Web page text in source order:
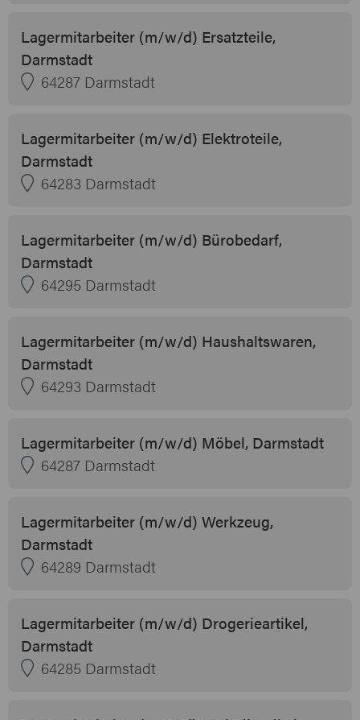
Lagermitarbeiter (m/w/d) Ersatzteile,
Darmstadt
64287 Darmstadt
Lagermitarbeiter (m/w/d) Elektroteile,
Darmstadt
64283 Darmstadt
Lagermitarbeiter (m/w/d) Bürobedarf,
Darmstadt
64295 Darmstadt
Lagermitarbeiter (m/w/d) Haushaltswaren,
Darmstadt
64293 Darmstadt
Lagermitarbeiter (m/w/d) Möbel, Darmstadt
64287 Darmstadt
Lagermitarbeiter (m/w/d) Werkzeug,
Darmstadt
64289 Darmstadt
Lagermitarbeiter (m/w/d) Drogerieartikel,
Darmstadt
64285 Darmstadt